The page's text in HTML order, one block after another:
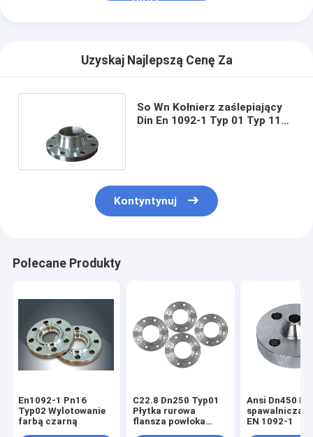
Uzyskaj Najlepszą Cenę Za
So Wn Kołnierz zaślepiający
Din En 1092-1 Typ 01 Typ 11
Kontyntynuj
Polecane Produkty
En1092-1 Pn16
Typ02 Wylotowanie
farbą czarną
C22.8 Dn250 Typ01
Płytka rurowa
flansza powłoka
Ansi Dn450
spawalnicza
EN 1092-1